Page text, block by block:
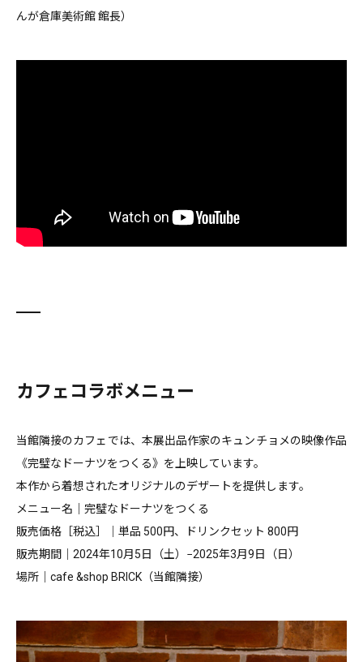
んが倉庫美術館 館長）
カフェコラボメニュー
当館隣接のカフェでは、本展出品作家のキュンチョメの映像作品
《完璧なドーナツをつくる》を上映しています。
本作から着想されたオリジナルのデザートを提供します。
メニュー名｜完璧なドーナツをつくる
販売価格［税込］｜単品 500円、ドリンクセット 800円
販売期間｜2024年10月5日（土）−2025年3月9日（日）
場所｜ cafe &shop BRICK （当館隣接）